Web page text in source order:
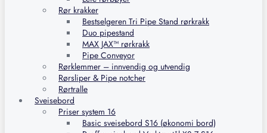
Rør krakker
Bestselgeren Tri Pipe Stand rørkrakk
Duo pipestand
MAX JAX™ rørkrakk
Pipe Conveyor
Rørklemmer – innvendig og utvendig
Rørsliper & Pipe notcher
Rørtralle
Sveisebord
Priser system 16
Basic sveisebord S16 (økonomi bord)